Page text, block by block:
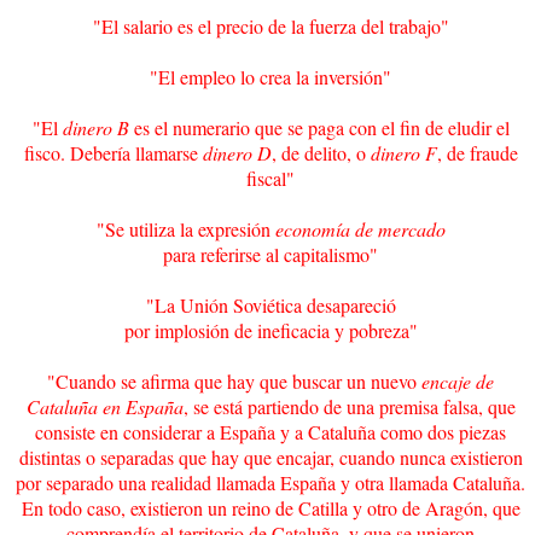
"El salario es el precio de la fuerza del trabajo"
"El empleo lo crea la inversión"
"El dinero Bes el numerario que se paga con el fin de eludir el
fisco. Debería llamarsedinero D, de delito, odinero F, de fraude
fiscal"
"Se utiliza la expresión economía de mercado
para referirse al capitalismo"
"La Unión Soviética desapareció
por implosión de ineficacia y pobreza"
"Cuando se afirma que hay que buscar un nuevoencaje de
Cataluña en España, se está partiendo de una premisa falsa, que
consiste en considerar a España y a Cataluña como dos piezas
distintas o separadas que hay que encajar, cuando nunca existieron
por separado una realidad llamada España y otra llamada Cataluña.
En todo caso, existieron un reino de Catilla y otro de Aragón, que